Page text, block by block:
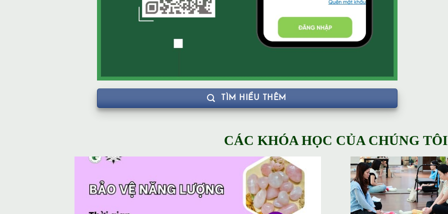
TÌM HIỂU THÊM
CÁC KHÓA HỌC CỦA CHÚNG TÔI